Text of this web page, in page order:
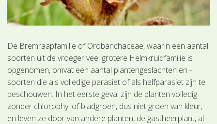
De Bremraapfamilie of Orobanchaceae, waarin een aantal
soorten uit de vroeger veel grotere Helmkruidfamilie is
opgenomen, omvat een aantal plantengeslachten en -
soorten die als volledige parasiet of als halfparasiet zijn te
beschouwen. In het eerste geval zijn de planten volledig
zonder chlorophyl of bladgroen, dus niet groen van kleur,
en leven ze door van andere planten, de gastheerplant, al